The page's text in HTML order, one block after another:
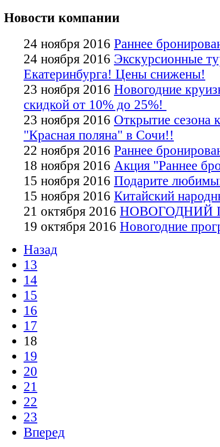
Новости компании
24 ноября 2016 Раннее
24 ноября 2016 Экскурсионные
Екатеринбурга! Цены снижены!
23 ноября 2016 Новогодние
скидкой от 10% до 25%!
23 ноября 2016 Открытие сезона
"Красная поляна" в Сочи!!
22 ноября 2016 Раннее
18 ноября 2016 Акция "Раннее
15 ноября 2016 Подарите
15 ноября 2016 Китайский
21 октября 2016 НОВОГОДНИЙ
19 октября 2016 Новогодние
Назад
13
14
15
16
17
18
19
20
21
22
23
Вперед